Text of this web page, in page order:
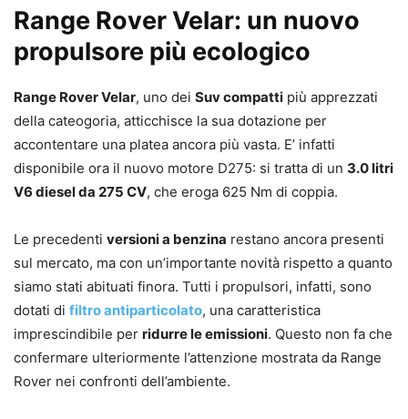
Range Rover Velar: un nuovo
propulsore più ecologico
Range Rover Velar, uno dei Suv compatti più apprezzati
della cateogoria, atticchisce la sua dotazione per
accontentare una platea ancora più vasta. E’ infatti
disponibile ora il nuovo motore D275: si tratta di un 3.0 litri
V6 diesel da 275 CV, che eroga 625 Nm di coppia.
Le precedenti versioni a benzina restano ancora presenti
sul mercato, ma con un’importante novità rispetto a quanto
siamo stati abituati finora. Tutti i propulsori, infatti, sono
dotati di filtro antiparticolato, una caratteristica
imprescindibile per ridurre le emissioni. Questo non fa che
confermare ulteriormente l’attenzione mostrata da Range
Rover nei confronti dell’ambiente.